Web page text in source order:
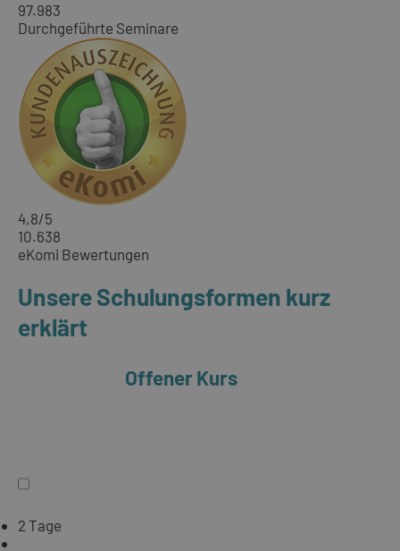
97.983
Durchgeführte Seminare
4,8/5
10.638
eKomi Bewertungen
Unsere Schulungsformen kurz
erklärt
Offener Kurs
2 Tage